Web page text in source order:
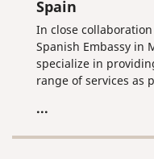
Spain
In close
Spanish Embassy in
specialize in
range of services as
preparation of
...